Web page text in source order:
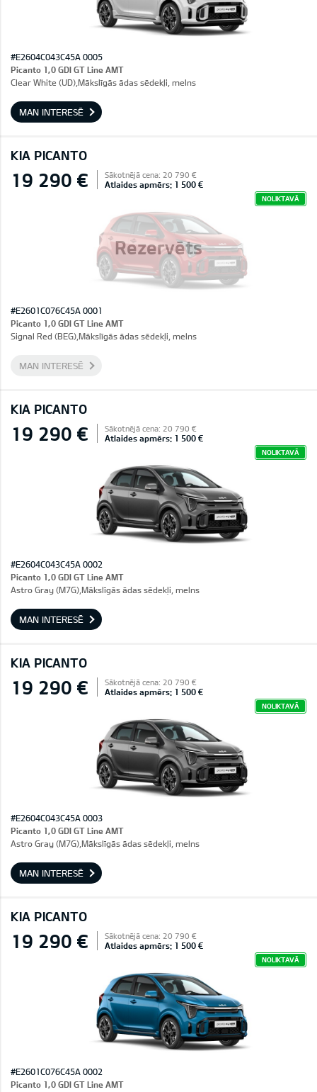
#E2604C043C45A 0005
Picanto 1,0 GDI GT Line AMT
Clear White (UD),Mākslīgās ādas sēdekļi, melns
MAN INTERESĒ
KIA PICANTO
Rezervēts
19 290 € Sākotnējā cena: 20 790 €
Atlaides apmērs: 1 500 €
NOLIKTAVĀ
#E2601C076C45A 0001
Picanto 1,0 GDI GT Line AMT
Signal Red (BEG),Mākslīgās ādas sēdekļi, melns
MAN INTERESĒ
KIA PICANTO
19 290 € Sākotnējā cena: 20 790 €
Atlaides apmērs: 1 500 €
NOLIKTAVĀ
#E2604C043C45A 0002
Picanto 1,0 GDI GT Line AMT
Astro Gray (M7G),Mākslīgās ādas sēdekļi, melns
MAN INTERESĒ
KIA PICANTO
19 290 € Sākotnējā cena: 20 790 €
Atlaides apmērs: 1 500 €
NOLIKTAVĀ
#E2604C043C45A 0003
Picanto 1,0 GDI GT Line AMT
Astro Gray (M7G),Mākslīgās ādas sēdekļi, melns
MAN INTERESĒ
KIA PICANTO
19 290 € Sākotnējā cena: 20 790 €
Atlaides apmērs: 1 500 €
NOLIKTAVĀ
#E2601C076C45A 0002
Picanto 1,0 GDI GT Line AMT